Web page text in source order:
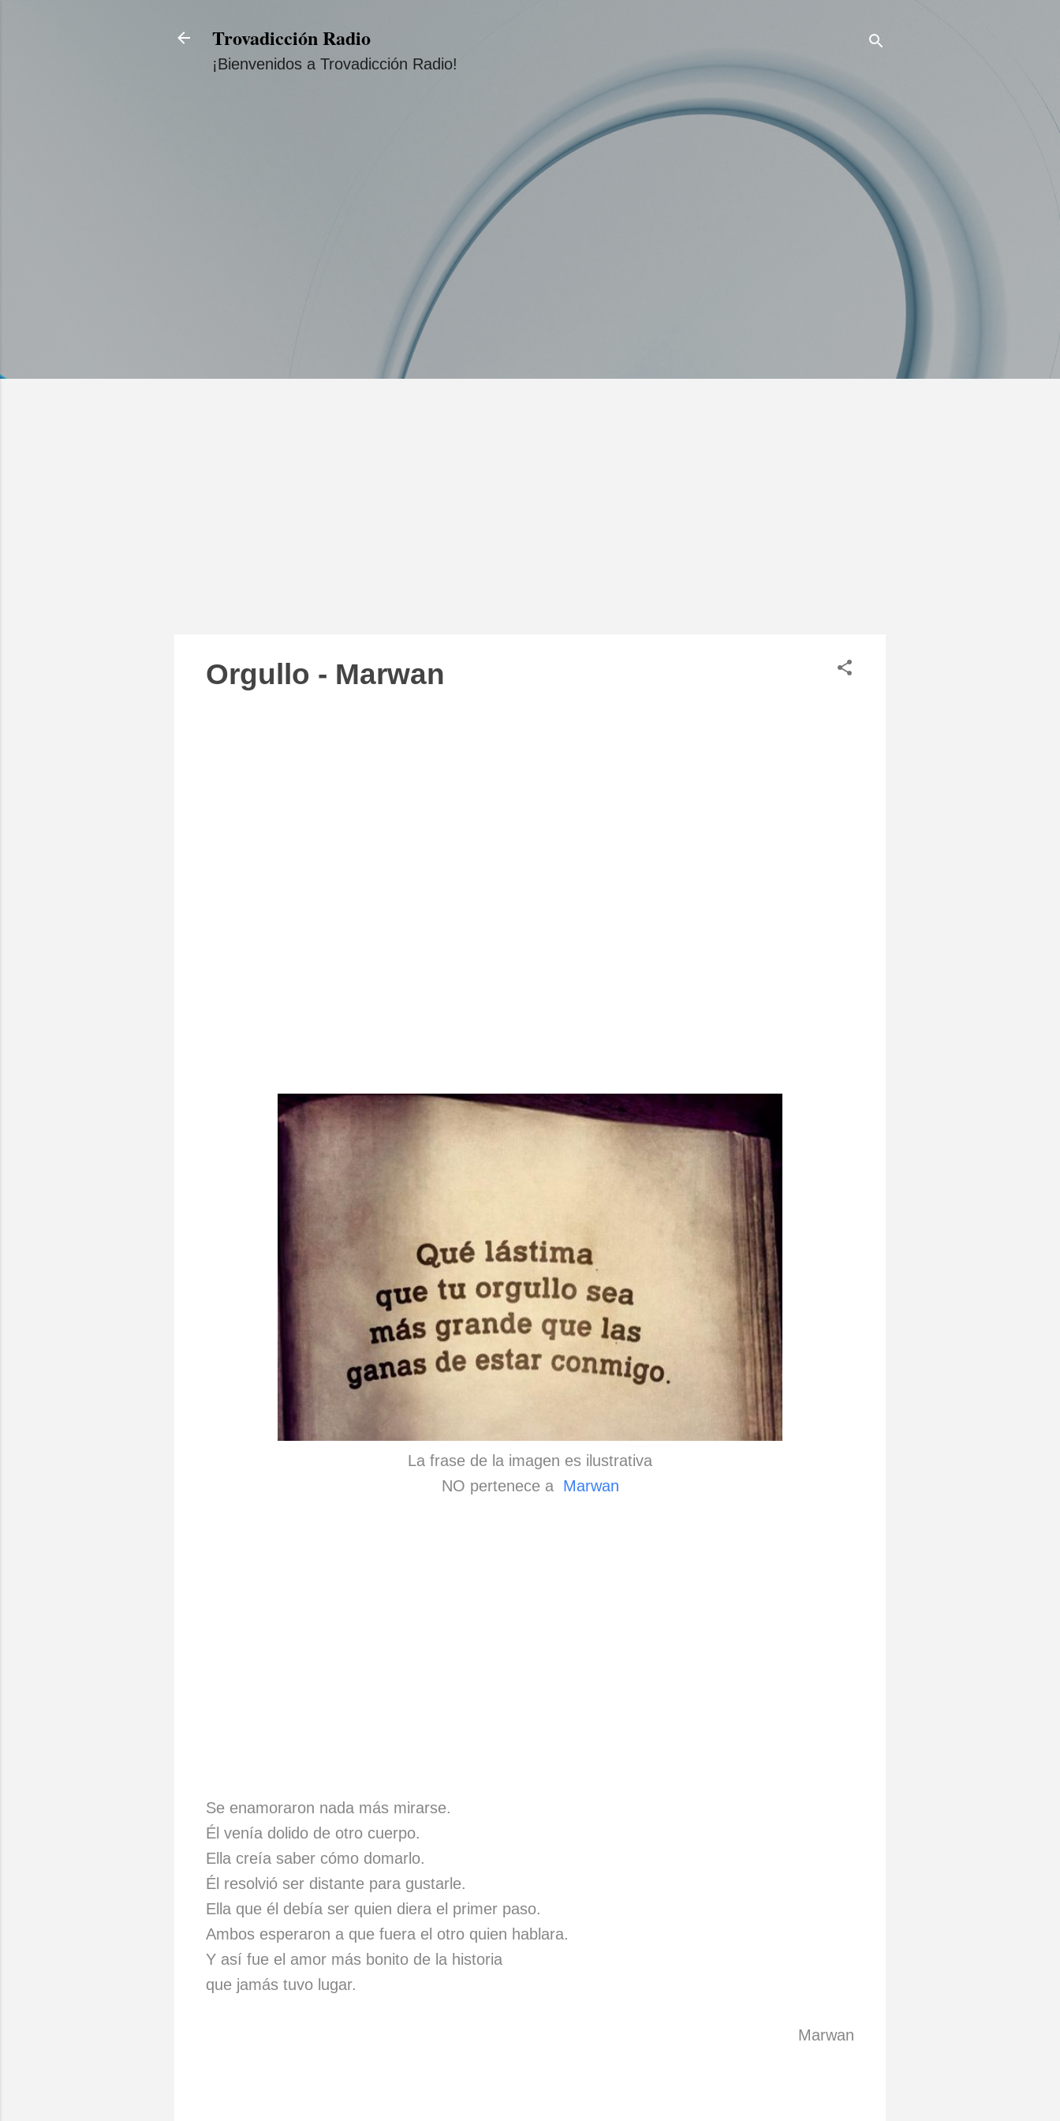
Trovadicción Radio
¡Bienvenidos a Trovadicción Radio!
Orgullo - Marwan
La frase de la imagen es ilustrativa
NO pertenece a Marwan
Se enamoraron nada más mirarse.
Él venía dolido de otro cuerpo.
Ella creía saber cómo domarlo.
Él resolvió ser distante para gustarle.
Ella que él debía ser quien diera el primer paso.
Ambos esperaron a que fuera el otro quien hablara.
Y así fue el amor más bonito de la historia
que jamás tuvo lugar.
Marwan